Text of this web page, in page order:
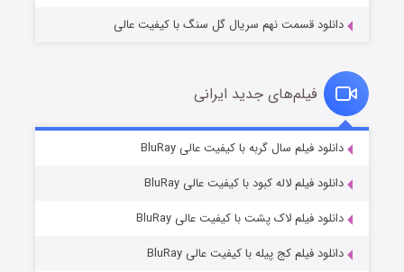
قسمت۷ (زیرنویس) منتشر شد
دانلود قسمت نهم سریال گل سنگ با کیفیت عالی
فیلم‌های جدید ایرانی
دانلود فیلم سال گربه با کیفیت عالی BluRay
دانلود فیلم لاله کبود با کیفیت عالی BluRay
دانلود فیلم لاک پشت با کیفیت عالی BluRay
دانلود فیلم کج‌ پیله با کیفیت عالی BluRay